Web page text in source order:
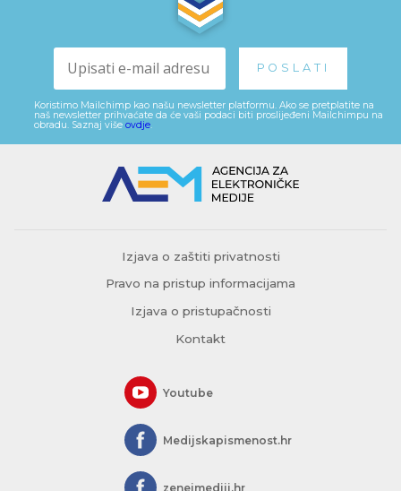
Koristimo Mailchimp kao našu newsletter platformu. Ako se pretplatite na
naš newsletter prihvaćate da će vaši podaci biti proslijeđeni Mailchimpu na
obradu. Saznaj više ovdje.
Izjava o zaštiti privatnosti
Pravo na pristup informacijama
Izjava o pristupačnosti
Kontakt
Youtube
Medijskapismenost.hr
zeneimediji.hr